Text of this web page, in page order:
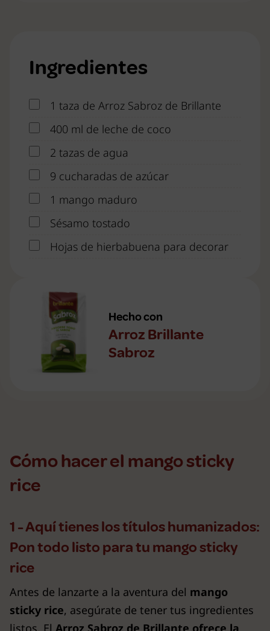
Ingredientes
1 taza de Arroz Sabroz de Brillante
400 ml de leche de coco
2 tazas de agua
9 cucharadas de azúcar
1 mango maduro
Sésamo tostado
Hojas de hierbabuena para decorar
Hecho con
Arroz Brillante
Sabroz
Cómo hacer el mango sticky
rice
1 - Aquí tienes los títulos humanizados:
Pon todo listo para tu mango sticky
rice
Antes de lanzarte a la aventura del mango
sticky rice, asegúrate de tener tus ingredientes
listos. El Arroz Sabroz de Brillante ofrece la